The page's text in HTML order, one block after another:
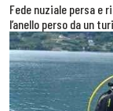
Fede nuziale persa e
l’anello perso da un